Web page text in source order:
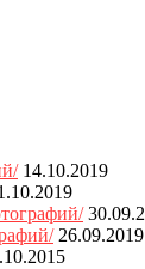
14.10.2019
26.09.2019